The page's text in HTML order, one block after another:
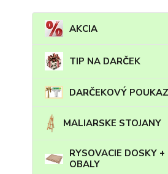
AKCIA
TIP NA DARČEK
DARČEKOVÝ POUKAZ
MALIARSKE STOJANY
RYSOVACIE DOSKY +
OBALY